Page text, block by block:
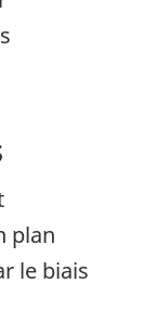
plan
le biais